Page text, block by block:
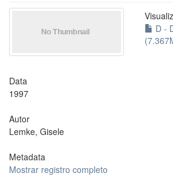
D -
Data
1997
Autor
Lemke, Gisele
Metadata
Mostrar registro completo